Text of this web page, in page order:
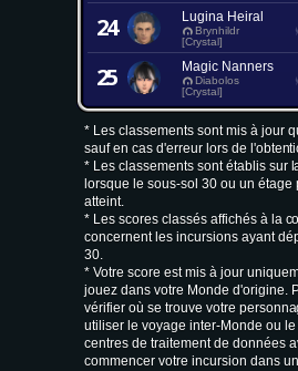
24 Lugina Heiral
Brynhildr
[Crystal]
25 Magic Nanners
Diabolos
[Crystal]
* Les classements sont mis à jour
sauf en cas d'erreur lors de
* Les classements sont établis sur
lorsque le sous-sol 30 ou un étage
atteint.
* Les scores classés affichés à la
concernent les incursions ayant
30.
* Votre score est mis à jour
jouez dans votre Monde d'origine.
vérifier où se trouve votre
utiliser le voyage inter-Monde ou le
centres de traitement de données
commencer votre incursion dans